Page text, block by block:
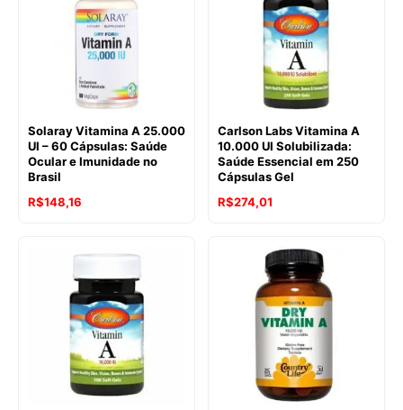
Solaray Vitamina A 25.000
UI – 60 Cápsulas: Saúde
Ocular e Imunidade no
Brasil
R$148,16
Carlson Labs Vitamina A
10.000 UI Solubilizada:
Saúde Essencial em 250
Cápsulas Gel
R$274,01